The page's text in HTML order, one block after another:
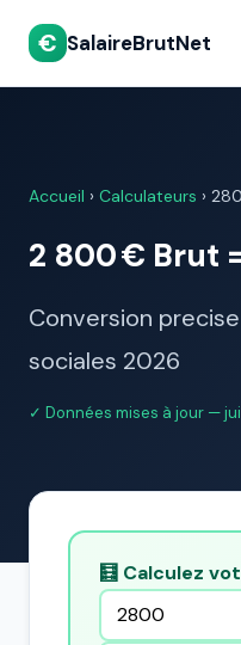
€ SalaireBrutNet
Accueil › Calculateurs ›
2 800 € Brut =
Conversion
sociales 2026
✓ Données mises à jour —
🧮 Calculez